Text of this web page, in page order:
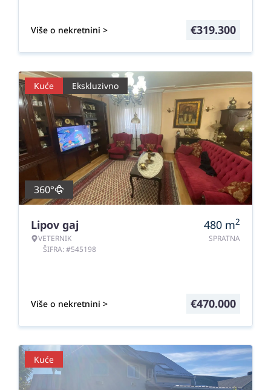
Više o nekretnini > €319.300
Kuće Ekskluzivno
360°
Lipov gaj
VETERNIK
ŠIFRA: #545198
480 m2
SPRATNA
Više o nekretnini > €470.000
Kuće